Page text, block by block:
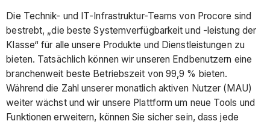
Die Technik- und IT-Infrastruktur-Teams von Procore sind
bestrebt, „die beste Systemverfügbarkeit und -leistung der
Klasse“ für alle unsere Produkte und Dienstleistungen zu
bieten. Tatsächlich können wir unseren Endbenutzern eine
branchenweit beste Betriebszeit von 99,9 % bieten.
Während die Zahl unserer monatlich aktiven Nutzer (MAU)
weiter wächst und wir unsere Plattform um neue Tools und
Funktionen erweitern, können Sie sicher sein, dass jede